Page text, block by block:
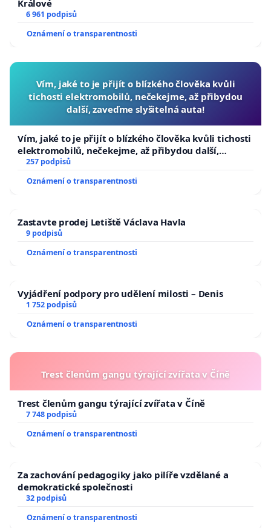
Králové
6 961 podpisů
Oznámení o transparentnosti
Vím, jaké to je přijít o blízkého člověka kvůli
tichosti elektromobilů, nečekejme, až přibydou
další, zaveďme slyšitelná auta!
Vím, jaké to je přijít o blízkého člověka kvůli tichosti
elektromobilů, nečekejme, až přibydou další,
zaveďme slyšitelná auta!
257 podpisů
Oznámení o transparentnosti
Zastavte prodej Letiště Václava Havla
9 podpisů
Oznámení o transparentnosti
Vyjádření podpory pro udělení milosti – Denis
1 752 podpisů
Oznámení o transparentnosti
Trest členům gangu týrající zvířata v Číně
Trest členům gangu týrající zvířata v Číně
7 748 podpisů
Oznámení o transparentnosti
Za zachování pedagogiky jako pilíře vzdělané a
demokratické společnosti
32 podpisů
Oznámení o transparentnosti